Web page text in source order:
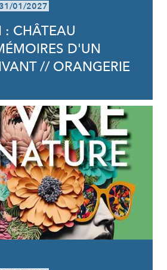
01/2027
: CHÂTEAU
D'UN
// ORANGERIE